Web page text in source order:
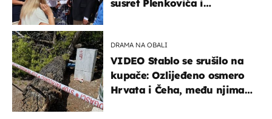
susret Plenkovića i
DRAMA NA OBALI
VIDEO Stablo se srušilo na
kupače: Ozlijeđeno osmero
Hrvata i Čeha, među njima